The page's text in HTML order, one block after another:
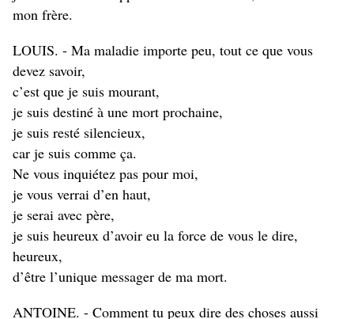
mon frère.
LOUIS. - Ma maladie importe peu, tout ce que vous
devez savoir,
c’est que je suis mourant,
je suis destiné à une mort prochaine,
je suis resté silencieux,
car je suis comme ça.
Ne vous inquiétez pas pour moi,
je vous verrai d’en haut,
je serai avec père,
je suis heureux d’avoir eu la force de vous le dire,
heureux,
d’être l’unique messager de ma mort.
ANTOINE. - Comment tu peux dire des choses aussi